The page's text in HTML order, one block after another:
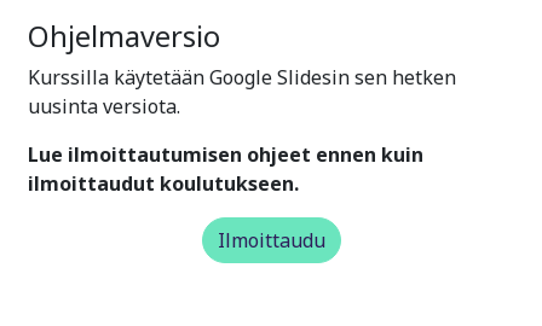
Ohjelmaversio
Kurssilla käytetään Google Slidesin sen hetken
uusinta versiota.
Lue ilmoittautumisen ohjeet ennen kuin
ilmoittaudut koulutukseen.
Ilmoittaudu